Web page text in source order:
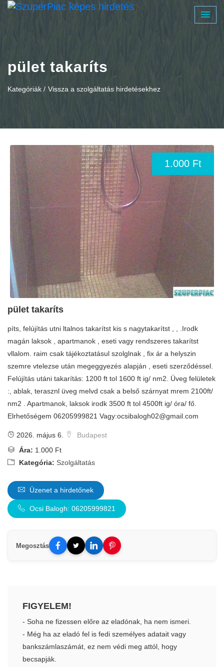
pület takaríts
Kategóriák / Vissza a szolgáltatás hirdetésekhez
1.000 Ft
pület takaríts
píts, felújítás utni ltalnos takarítst kis s nagytakarítst , , .Irodk
magán laksok , apartmanok , eseti vagy rendszeres takarítst
vllalom. raim csak tájékoztatásul szolglnak , fix ár a helyszin
szemre vtelezse után megeggyezés alapján , eseti szerződéssel.
Felújítás utáni takarítás: 1200 ft tol 1600 ft ig/ nm2. Üveg felületek
:, ablak, terasznl üveg melvd csak a belső szárnyat mrem 2100ft/
nm2 . Apartmanok, laksok irodk 3500 ft tol 4500ft ig/ óra/ fő.
Elrhetőségem 06205999821 Vagy:ocsibalogh02@gmail.com
2026. május 6.
Budapest
Ára: 1.000 Ft
Kategória: Szolgáltatás
Üzenet a hirdetőnek
Ocsi Balogh: 06205999821
Megosztás
FIGYELEM!
- Soha ne fizessen előre az eladónak, ha nem ismeri.
- Még ha az eladó fel is fedi személyes adatait vagy
bankszámlaszámát, ez nem védi meg attól, hogy
becsapják.